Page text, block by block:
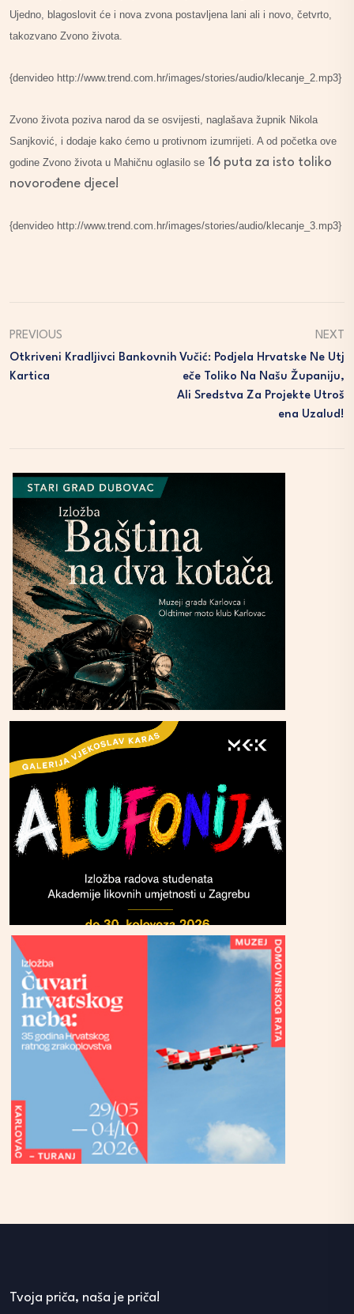
Ujedno, blagoslovit će i nova zvona postavljena lani ali i novo, četvrto,
takozvano Zvono života.
{denvideo http://www.trend.com.hr/images/stories/audio/klecanje_2.mp3}
Zvono života poziva narod da se osvijesti, naglašava župnik Nikola
Sanjković, i dodaje kako ćemo u protivnom izumrijeti. A od početka ove
godine Zvono života u Mahičnu oglasilo se 16 puta za isto toliko
novorođene djece!
{denvideo http://www.trend.com.hr/images/stories/audio/klecanje_3.mp3}
PREVIOUS
Otkriveni Kradljivci Bankovnih
Kartica
NEXT
Vučić: Podjela Hrvatske Ne Utj
Eče Toliko Na Našu Županiju,
Ali Sredstva Za Projekte Utroš
Ena Uzalud!
Tvoja priča, naša je priča!